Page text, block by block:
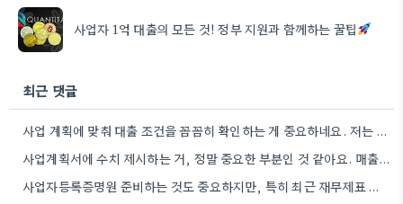
사업자 1억 대출의 모든 것! 정부 지원과 함께하는 꿀팁
최근 댓글
사업 계획에 맞춰 대출 조건을 꼼꼼히 확인하는 게 중요하네요. 저는 사업 확장 시 금리 변화를…
사업계획서에 수치 제시하는 거, 정말 중요한 부분인 것 같아요. 매출 성장률이나 고용 목표를 구체적으로 적으면…
사업자등록증명원 준비하는 것도 중요하지만, 특히 최근 재무제표 유효기간 꼭 확인해야 해요. 제가 최근 사업 계획서…